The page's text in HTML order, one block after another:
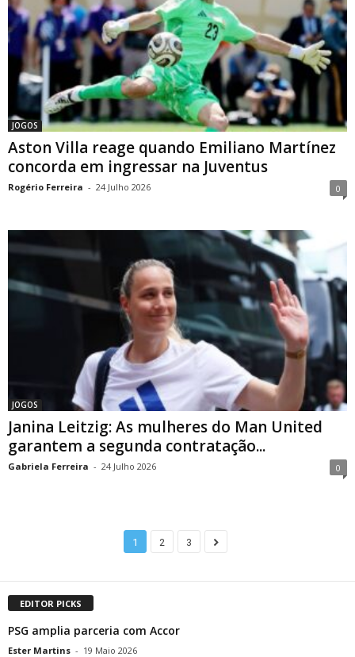
JOGOS
Aston Villa reage quando Emiliano Martínez
concorda em ingressar na Juventus
Rogério Ferreira - 24 Julho 2026 0
JOGOS
Janina Leitzig: As mulheres do Man United
garantem a segunda contratação...
Gabriela Ferreira - 24 Julho 2026 0
1 2 3
EDITOR PICKS
PSG amplia parceria com Accor
Ester Martins - 19 Maio 2026